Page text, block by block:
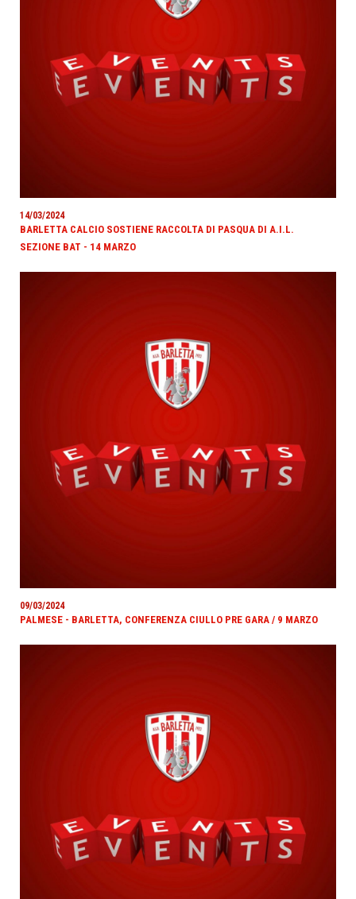
14/03/2024
BARLETTA CALCIO SOSTIENE RACCOLTA DI PASQUA DI A.I.L.
SEZIONE BAT - 14 MARZO
09/03/2024
PALMESE - BARLETTA, CONFERENZA CIULLO PRE GARA / 9 MARZO